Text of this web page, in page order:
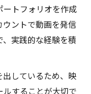
トフォリオを作成
ウントで動画を発信
実践的な経験を積
しているため、映
することが大切で